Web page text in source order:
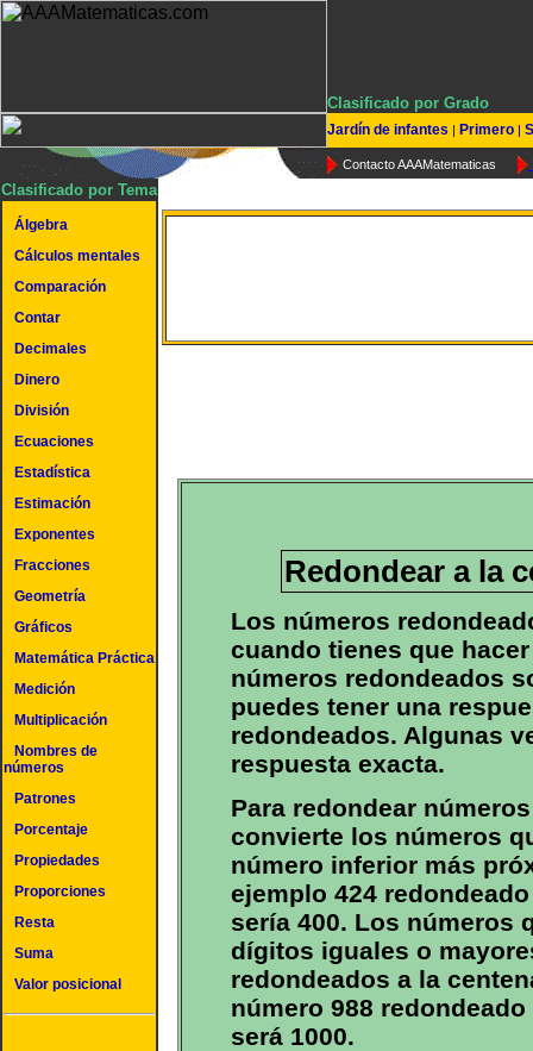
Clasificado por Grado
Jardín de infantes | Primero |
Contacto AAAMatematicas
Clasificado por Tema
Álgebra
Cálculos mentales
Comparación
Contar
Decimales
Dinero
División
Ecuaciones
Estadística
Estimación
Exponentes
Fracciones
Geometría
Gráficos
Matemática Práctica
Medición
Multiplicación
Nombres de
números
Patrones
Porcentaje
Propiedades
Proporciones
Resta
Suma
Valor posicional
Redondear a la
Los números
cuando tienes que
números redondeados
puedes tener una
redondeados. Algunas
respuesta exacta.
Para redondear
convierte los números
número inferior más
ejemplo 424
sería 400. Los números
dígitos iguales o
redondeados a la
número 988
será 1000.